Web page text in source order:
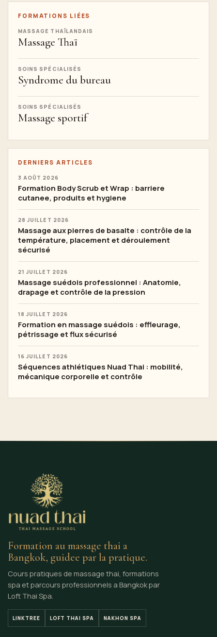
FORMATIONS LIÉES
MASSAGE THAÏLANDAIS
Massage Thaï
SOINS SPÉCIALISÉS
Syndrome du bureau
SOINS SPÉCIALISÉS
Massage sportif
DERNIERS ARTICLES
3 AOÛT 2026
Formation Body Scrub et Wrap : barriere
cutanee, produits et hygiene
28 JUILLET 2026
Massage aux pierres de basalte : contrôle de la
température, placement et déroulement
sécurisé
21 JUILLET 2026
Massage suédois professionnel : Anatomie,
drapage et contrôle de la pression
18 JUILLET 2026
Formation en massage suédois : effleurage,
pétrissage et flux sécurisé
16 JUILLET 2026
Séquences athlétiques Nuad Thai : mobilité,
mécanique corporelle et contrôle
Formation au massage thai a
Bangkok, guidee par la pratique.
Cours pratiques de massage thai, formations
spa et parcours professionnels a Bangkok par
Loft Thai Spa.
LINKTREE LOFT THAI SPA NAKHON SPA